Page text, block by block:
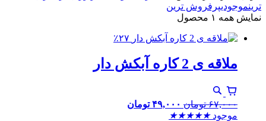
ترینموجودیپرفروش ترین
نمایش همه ۱ محصول
٪۲۷
ملاقه ی 2 کاره آبکش دار
۶۷,۰۰۰ تومان ۴۹,۰۰۰ تومان
موجود ★
★
★
★
★